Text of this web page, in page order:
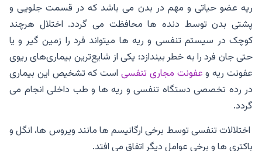
ریه عضو حیاتی و مهم در بدن می باشد که در قسمت جلویی و
پشتی بدن توسط دنده ها محافظت می گردد. اختلال هرچند
کوچک در سیستم تنفسی و ریه ها میتواند فرد را زمین گیر و یا
حتی جان فرد را به خطر بیندازد؛ یکی از شایع‌ترین بیماری‌های ریوی
عفونت ریه وعفونت مجاری تنفسی است که تشخیص این بیماری
در رده تخصصی دستگاه تنفسی و ریه ها و طب داخلی انجام می
گردد.
اختلالات تنفسی توسط برخی ارگانیسم ها مانند ویروس ها، انگل و
باکتری ها و برخی عوامل دیگر اتفاق می افتد.